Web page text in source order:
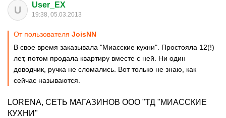
U User_EX
19:38, 05.03.2013
От пользователя JoisNN
В свое время заказывала "Миасские кухни". Простояла 12(!)
лет, потом продала квартиру вместе с ней. Ни один
доводчик, ручка не сломались. Вот только не знаю, как
сейчас называются.
LORENA, СЕТЬ МАГАЗИНОВ ООО "ТД "МИАССКИЕ
КУХНИ"